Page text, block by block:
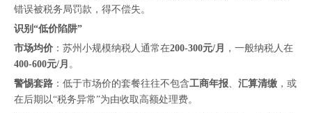
错误被税务局罚款，得不偿失。
识别“低价陷阱”
市场均价 ：苏州小规模纳税人通常在200-300元/月
，一般纳税人在
400-600元/月 。
警惕套路 ：低于市场价的套餐往往不包含工商年报、 汇算清缴 ，或
在后期以“税务异常”为由收取高额处理费。